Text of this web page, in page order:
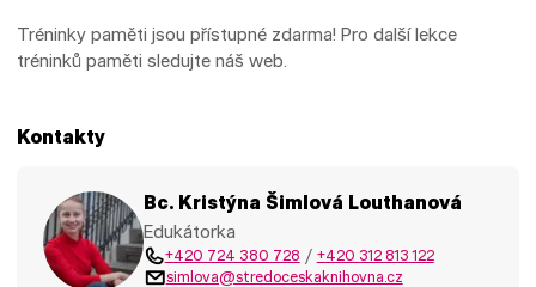
Tréninky paměti jsou přístupné zdarma! Pro další lekce
tréninků paměti sledujte náš web.
Kontakty
Bc. Kristýna Šimlová Louthanová
Edukátorka
+420 724 380 728 / +420 312 813 122
simlova@stredoceskaknihovna.cz